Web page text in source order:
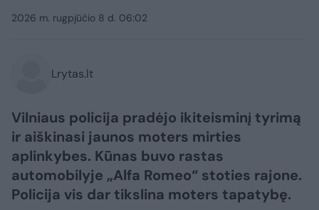
2026 m. rugpjūčio 8 d. 06:02
Lrytas.lt
Vilniaus policija pradėjo ikiteisminį tyrimą
ir aiškinasi jaunos moters mirties
aplinkybes. Kūnas buvo rastas
automobilyje „Alfa Romeo“ stoties rajone.
Policija vis dar tikslina moters tapatybę.